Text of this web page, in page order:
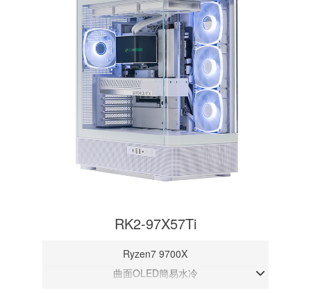
RK2-97X57Ti
Ryzen7 9700X
曲面OLED簡易水冷